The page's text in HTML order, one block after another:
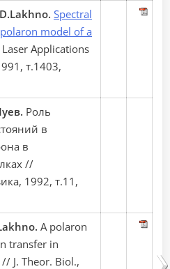
Spectral
model of a
Applications
т.1403,
Роль
в
в
//
1992, т.11,
A polaron
transfer in
J. Theor. Biol.,